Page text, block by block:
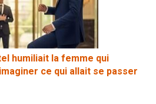
humiliait la femme qui
ce qui allait se passer